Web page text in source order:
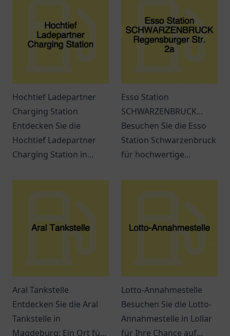
Hochtief Ladepartner
Charging Station
Entdecken Sie die
Hochtief Ladepartner
Charging Station in
komfortable Ladestation
Esso Station
SCHWARZENBRUCK
Regensburger Str. 2a
Besuchen Sie die Esso
Station Schwarzenbruck
für hochwertige
erstklassigen Service.
Aral Tankstelle
Entdecken Sie die Aral
Tankstelle in
Magdeburg: Ein Ort für
Lotto-Annahmestelle
Besuchen Sie die Lotto-
Annahmestelle in Lollar
für Ihre Chance auf